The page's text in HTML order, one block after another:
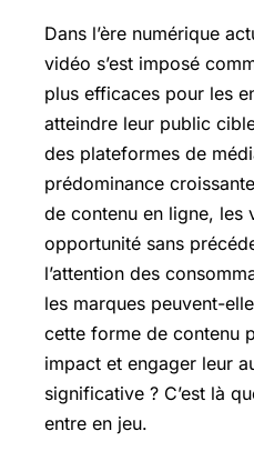
Dans l’ère numérique
vidéo s’est imposé
plus efficaces pour les
atteindre leur public
des plateformes de
prédominance
de contenu en ligne, les
opportunité sans
l’attention des
les marques peuvent-
cette forme de contenu
impact et engager leur
significative ? C’est là
entre en jeu.